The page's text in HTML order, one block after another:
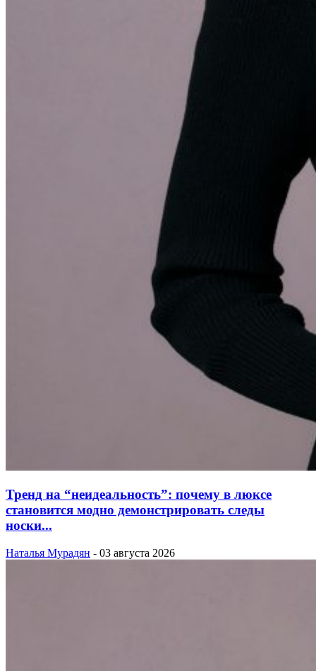
Тренд на “неидеальность”: почему в люксе
становится модно демонстрировать следы
носки...
Наталья Мурадян - 03 августа 2026